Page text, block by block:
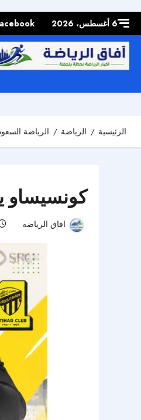
content6 أغسطس، 2026
الرئيسية الرياضة الرياضة
كونسيساو
افاق الرياضه